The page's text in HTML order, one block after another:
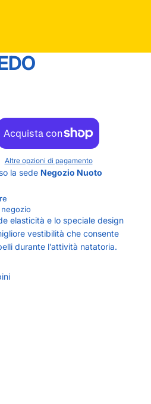
Altre opzioni di pagamento
la sede Negozio Nuoto
elasticità e lo speciale design
vestibilità che consente
durante l’attività natatoria.